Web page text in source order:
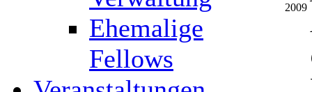
Ehemalige
Fellows
2009